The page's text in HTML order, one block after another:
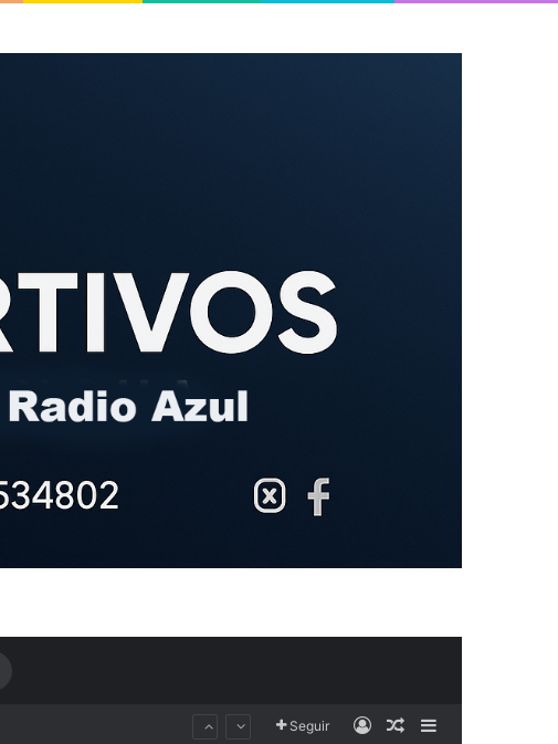
Seguir AccesoPublicación al